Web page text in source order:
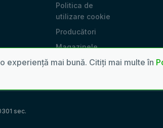
Politica de
utilizare cookie
Producători
Magazinele
noastre
sec.
mai bună. Citiți mai multe în